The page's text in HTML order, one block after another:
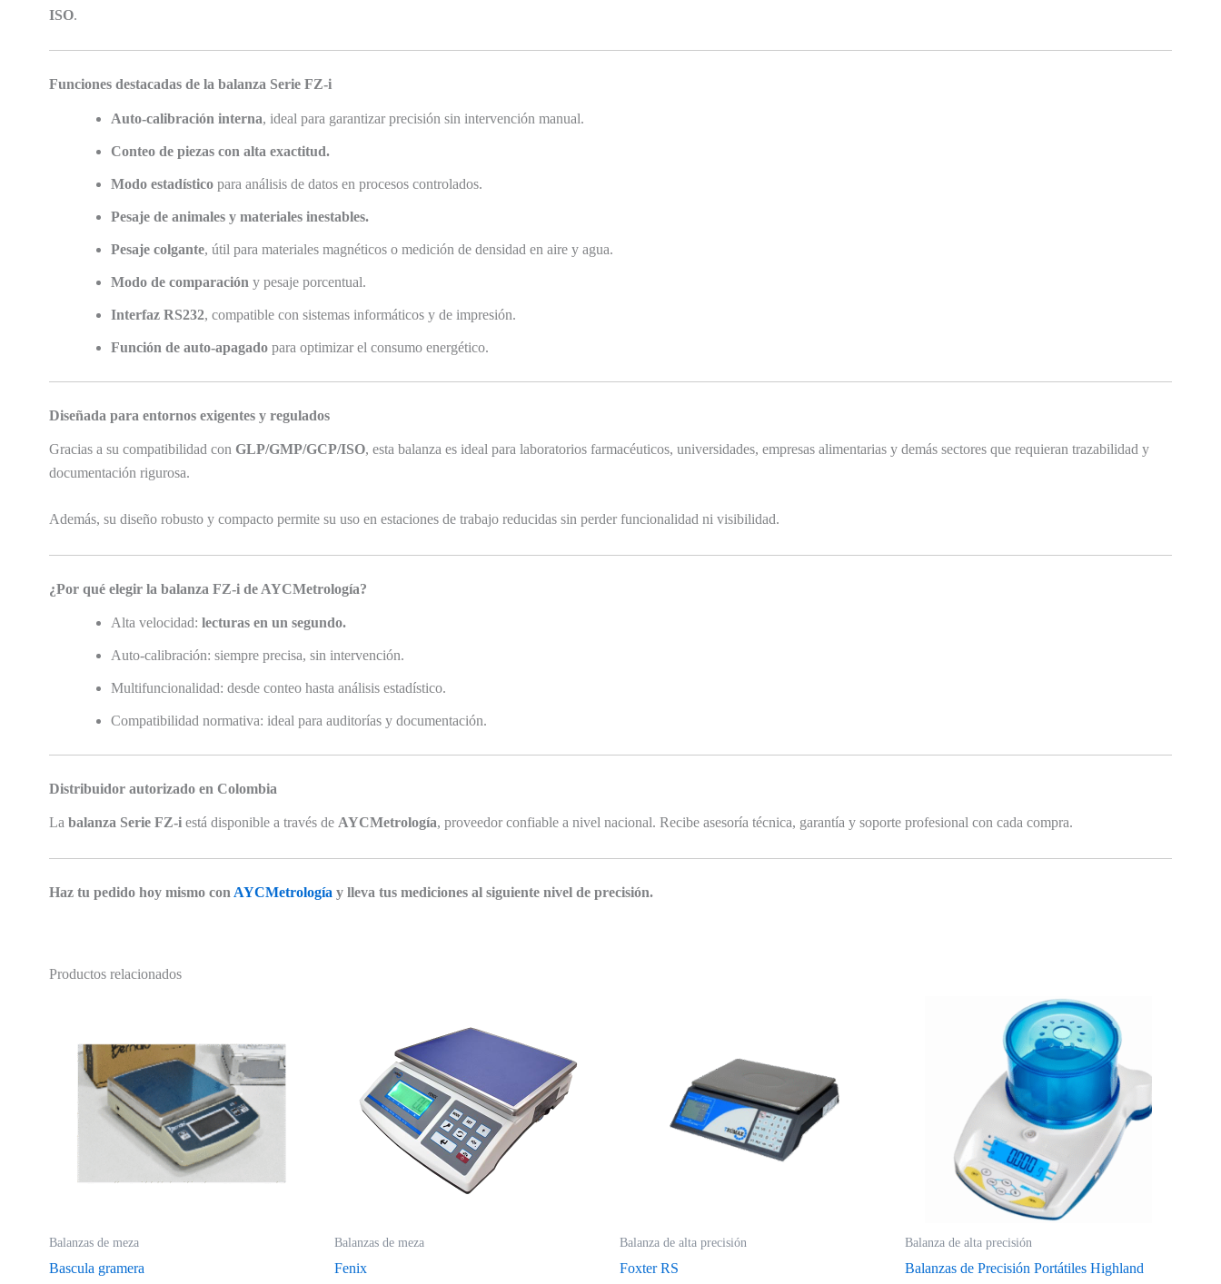
ISO.
Funciones destacadas de la balanza Serie FZ-i
Auto-calibración interna, ideal para garantizar precisión sin intervención manual.
Conteo de piezas con alta exactitud.
Modo estadísticopara análisis de datos en procesos controlados.
Pesaje de animales y materiales inestables.
Pesaje colgante, útil para materiales magnéticos o medición de densidad en aire y agua.
Modo de comparación y pesaje porcentual.
Interfaz RS232, compatible con sistemas informáticos y de impresión.
Función de auto-apagadopara optimizar el consumo energético.
Diseñada para entornos exigentes y regulados
Gracias a su compatibilidad con GLP/GMP/GCP/ISO, esta balanza es ideal para laboratorios farmacéuticos, universidades, empresas alimentarias y demás sectores que requieran trazabilidad y
documentación rigurosa.
Además, su diseño robusto y compacto permite su uso en estaciones de trabajo reducidas sin perder funcionalidad ni visibilidad.
¿Por qué elegir la balanza FZ-i de AYCMetrología?
Alta velocidad: lecturas en un segundo.
Auto-calibración: siempre precisa, sin intervención.
Multifuncionalidad: desde conteo hasta análisis estadístico.
Compatibilidad normativa: ideal para auditorías y documentación.
Distribuidor autorizado en Colombia
La balanza Serie FZ-iestá disponible a través de AYCMetrología, proveedor confiable a nivel nacional. Recibe asesoría técnica, garantía y soporte profesional con cada compra.
Haz tu pedido hoy mismo con AYCMetrología y lleva tus mediciones al siguiente nivel de precisión.
Productos relacionados
Balanzas de meza
Bascula gramera
Balanzas de meza
Fenix
Balanza de alta precisión
Foxter RS
Balanza de alta precisión
Balanzas de Precisión Portátiles Highland